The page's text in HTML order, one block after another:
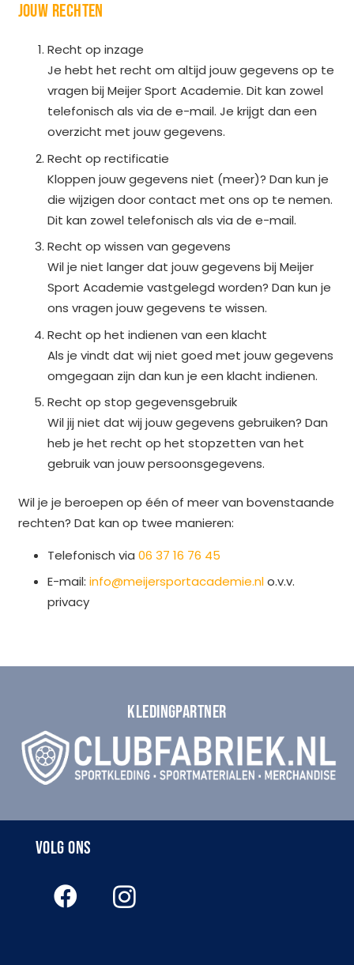
JOUW RECHTEN
Recht op inzage
Je hebt het recht om altijd jouw gegevens op te
vragen bij Meijer Sport Academie. Dit kan zowel
telefonisch als via de e-mail. Je krijgt dan een
overzicht met jouw gegevens.
Recht op rectificatie
Kloppen jouw gegevens niet (meer)? Dan kun je
die wijzigen door contact met ons op te nemen.
Dit kan zowel telefonisch als via de e-mail.
Recht op wissen van gegevens
Wil je niet langer dat jouw gegevens bij Meijer
Sport Academie vastgelegd worden? Dan kun je
ons vragen jouw gegevens te wissen.
Recht op het indienen van een klacht
Als je vindt dat wij niet goed met jouw gegevens
omgegaan zijn dan kun je een klacht indienen.
Recht op stop gegevensgebruik
Wil jij niet dat wij jouw gegevens gebruiken? Dan
heb je het recht op het stopzetten van het
gebruik van jouw persoonsgegevens.
Wil je je beroepen op één of meer van bovenstaande
rechten? Dat kan op twee manieren:
Telefonisch via 06 37 16 76 45
E-mail: info@meijersportacademie.nlo.v.v.
privacy
KLEDINGPARTNER
VOLG ONS